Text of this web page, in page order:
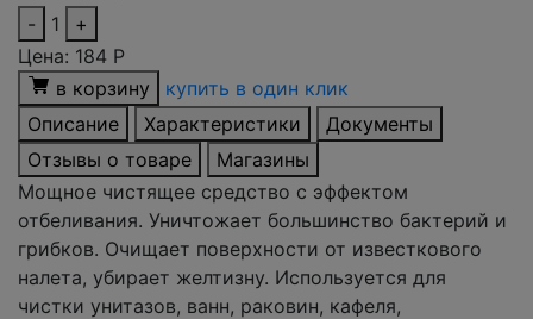
-
1
+
Цена: 184 Р
в корзину
купить в один клик
Описание
Характеристики
Документы
Отзывы о товаре
Магазины
Мощное чистящее средство с эффектом
отбеливания. Уничтожает большинство бактерий и
грибков. Очищает поверхности от известкового
налета, убирает желтизну. Используется для
чистки унитазов, ванн, раковин, кафеля,